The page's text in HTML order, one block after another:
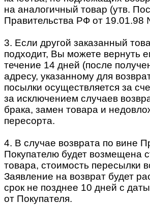
на аналогичный товар (утв.
Правительства РФ от 19.01.98
3. Если другой заказанный
подходит, Вы можете вернуть
течение 14 дней (после
адресу, указанному для
посылки осуществляется за
за исключением случаев
брака, замен товара и
пересорта.
4. В случае возврата по вине
Покупателю будет возмещена
товара, стоимость пересылки
Заявление на возврат будет
срок не позднее 10 дней с
от Покупателя.